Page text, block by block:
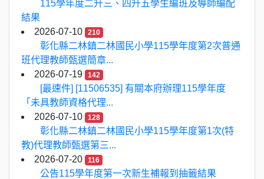
115學年度二升三、四升五學生編班及導師編配
結果
2026-07-10
210
彰化縣二林鎮二林國民小學115學年度第2次普通
班代理教師甄選簡章...
2026-07-19
142
[最速件] [11506535] 有關本府辦理115學年度
「未具教師資格代理...
2026-07-10
128
彰化縣二林鎮二林國民小學115學年度第1次(特
教)代理教師甄選第三...
2026-07-20
116
公告115學年度第一次新生補報到抽籤結果